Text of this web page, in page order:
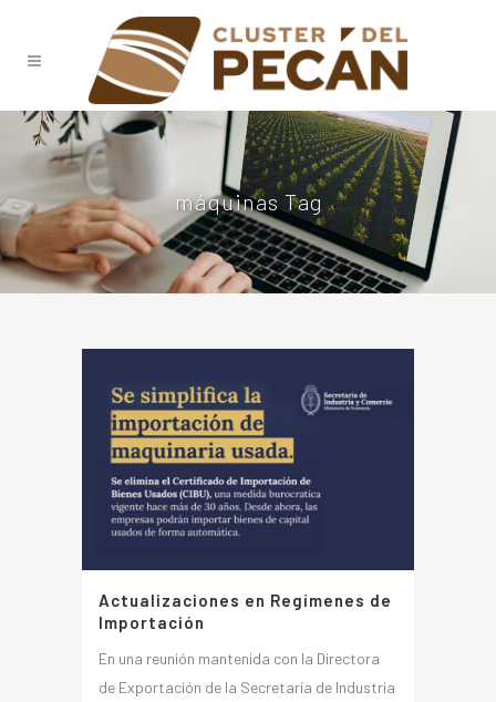
máquinas Tag
Actualizaciones en Regímenes de
Importación
En una reunión mantenida con la Directora
de Exportación de la Secretaría de Industria